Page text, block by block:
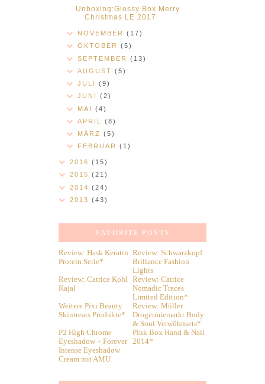
Unboxing:Glossy Box Merry
Christmas LE 2017
NOVEMBER(17)
OKTOBER(5)
SEPTEMBER(13)
AUGUST(5)
JULI(9)
JUNI(2)
MAI(4)
APRIL(8)
MÄRZ(5)
FEBRUAR(1)
2016 (15)
2015 (21)
2014 (24)
2013 (43)
FAVORITE POSTS
Review: Hask Keratin
Protein Serie*
Review: Schwarzkopf
Brillance Fashion
Lights
Review: Catrice Kohl
Kajal
Review: Catrice
Nomadic Traces
Limited Edition*
Weitere Pixi Beauty
Skintreats Produkte*
Review: Müller
Drogermiemarkt Body
& Soul Verwöhnsets*
P2 High Chrome
Eyeshadow + Forever
Intense Eyeshadow
Cream mit AMU
Pink Box Hand & Nail
2014*